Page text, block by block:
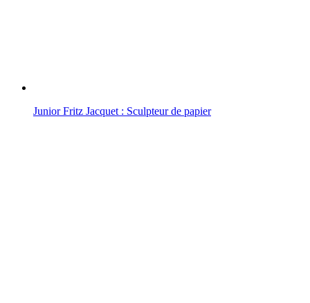
Junior Fritz Jacquet : Sculpteur de papier